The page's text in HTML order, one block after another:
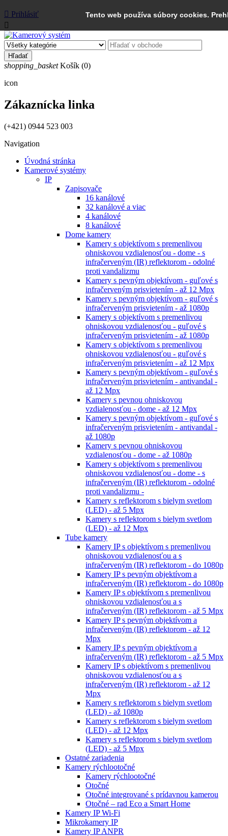
Tento web používa súbory cookies.
 Prihlásiť

Hľadať
shopping_basket Košík (0)
icon
Zákaznícka linka
(+421) 0944 523 003
Navigation
Úvodná stránka
Kamerové systémy
IP
Zapisovače
16 kanálové
32 kanálové a viac
4 kanálové
8 kanálové
Dome kamery
Kamery s objektívom s premenlivou
ohniskovou vzdialenosťou - dome - s
infračerveným (IR) reflektorom - odolné
proti vandalizmu
Kamery s pevným objektívom - guľové s
infračerveným prisvietením - až 12 Mpx
Kamery s pevným objektívom - guľové s
infračerveným prisvietením - až 1080p
Kamery s objektívom s premenlivou
ohniskovou vzdialenosťou - guľové s
infračerveným prisvietením - až 1080p
Kamery s objektívom s premenlivou
ohniskovou vzdialenosťou - guľové s
infračerveným prisvietením - až 12 Mpx
Kamery s pevným objektívom - guľové s
infračerveným prisvietením - antivandal -
až 12 Mpx
Kamery s pevnou ohniskovou
vzdialenosťou - dome - až 12 Mpx
Kamery s pevným objektívom - guľové s
infračerveným prisvietením - antivandal -
až 1080p
Kamery s pevnou ohniskovou
vzdialenosťou - dome - až 1080p
Kamery s objektívom s premenlivou
ohniskovou vzdialenosťou - dome - s
infračerveným (IR) reflektorom - odolné
proti vandalizmu -
Kamery s reflektorom s bielym svetlom
(LED) - až 5 Mpx
Kamery s reflektorom s bielym svetlom
(LED) - až 12 Mpx
Tube kamery
Kamery IP s objektívom s premenlivou
ohniskovou vzdialenosťou a s
infračerveným (IR) reflektorom - do 1080p
Kamery IP s pevným objektívom a
infračerveným (IR) reflektorom - do 1080p
Kamery IP s objektívom s premenlivou
ohniskovou vzdialenosťou a s
infračerveným (IR) reflektorom - až 5 Mpx
Kamery IP s pevným objektívom a
infračerveným (IR) reflektorom - až 12
Mpx
Kamery IP s pevným objektívom a
infračerveným (IR) reflektorom - až 5 Mpx
Kamery IP s objektívom s premenlivou
ohniskovou vzdialenosťou a s
infračerveným (IR) reflektorom - až 12
Mpx
Kamery s reflektorom s bielym svetlom
(LED) - až 1080p
Kamery s reflektorom s bielym svetlom
(LED) - až 12 Mpx
Kamery s reflektorom s bielym svetlom
(LED) - až 5 Mpx
Ostatné zariadenia
Kamery rýchlootočné
Kamery rýchlootočné
Otočné
Otočné integrované s prídavnou kamerou
Otočné – rad Eco a Smart Home
Kamery IP Wi-Fi
Mikrokamery IP
Kamery IP ANPR